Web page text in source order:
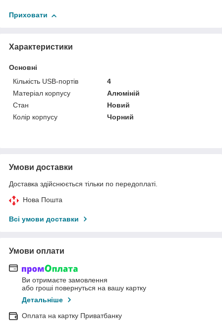
Приховати
Характеристики
Основні
Кількість USB-портів
4
Матеріал корпусу
Алюміній
Стан
Новий
Колір корпусу
Чорний
Умови доставки
Доставка здійснюється тільки по передоплаті.
Нова Пошта
Всі умови доставки
Умови оплати
Ви отримаєте замовлення
або гроші повернуться на вашу картку
Детальніше
Оплата на картку Приватбанку